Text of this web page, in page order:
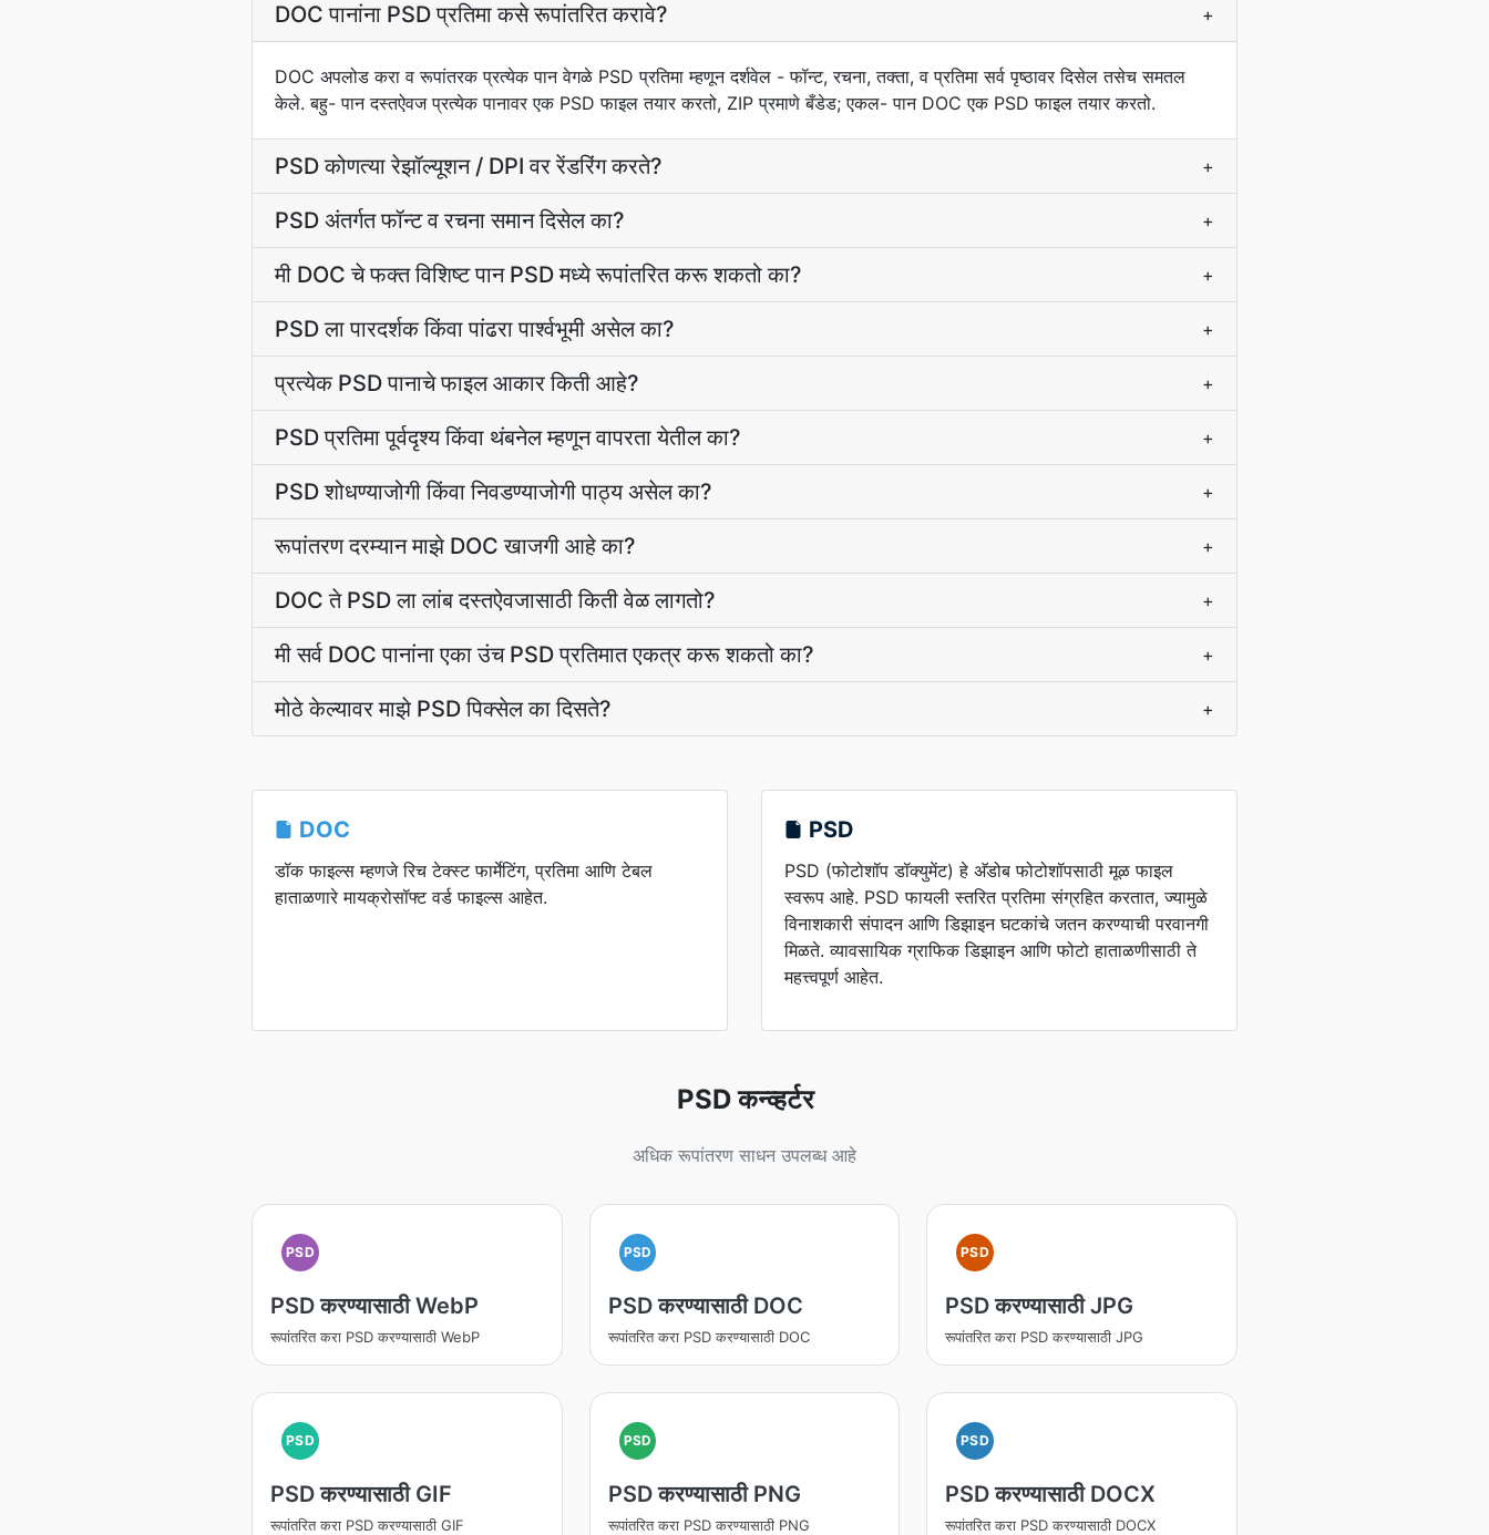
DOC पानांना PSD प्रतिमा कसे रूपांतरित करावे? +
DOC अपलोड करा व रूपांतरक प्रत्येक पान वेगळे PSD प्रतिमा म्हणून दर्शवेल - फॉन्ट, रचना, तक्ता, व प्रतिमा सर्व पृष्ठावर दिसेल तसेच समतल
केले. बहु- पान दस्तऐवज प्रत्येक पानावर एक PSD फाइल तयार करतो, ZIP प्रमाणे बँडेड; एकल- पान DOC एक PSD फाइल तयार करतो.
PSD कोणत्या रेझॉल्यूशन / DPI वर रेंडरिंग करते? +
PSD अंतर्गत फॉन्ट व रचना समान दिसेल का? +
मी DOC चे फक्त विशिष्ट पान PSD मध्ये रूपांतरित करू शकतो का? +
PSD ला पारदर्शक किंवा पांढरा पार्श्वभूमी असेल का? +
प्रत्येक PSD पानाचे फाइल आकार किती आहे? +
PSD प्रतिमा पूर्वदृश्य किंवा थंबनेल म्हणून वापरता येतील का? +
PSD शोधण्याजोगी किंवा निवडण्याजोगी पाठ्य असेल का? +
रूपांतरण दरम्यान माझे DOC खाजगी आहे का? +
DOC ते PSD ला लांब दस्तऐवजासाठी किती वेळ लागतो? +
मी सर्व DOC पानांना एका उंच PSD प्रतिमात एकत्र करू शकतो का? +
मोठे केल्यावर माझे PSD पिक्सेल का दिसते? +
DOC
डॉक फाइल्स म्हणजे रिच टेक्स्ट फार्मेटिंग, प्रतिमा आणि टेबल
हाताळणारे मायक्रोसॉफ्ट वर्ड फाइल्स आहेत.
PSD
PSD (फोटोशॉप डॉक्युमेंट) हे अ‍ॅडोब फोटोशॉपसाठी मूळ फाइल
स्वरूप आहे. PSD फायली स्तरित प्रतिमा संग्रहित करतात, ज्यामुळे
विनाशकारी संपादन आणि डिझाइन घटकांचे जतन करण्याची परवानगी
मिळते. व्यावसायिक ग्राफिक डिझाइन आणि फोटो हाताळणीसाठी ते
महत्त्वपूर्ण आहेत.
PSD कन्व्हर्टर
अधिक रूपांतरण साधन उपलब्ध आहे
PSD
PSD करण्यासाठी WebP
रूपांतरित करा PSD करण्यासाठी WebP
PSD
PSD करण्यासाठी DOC
रूपांतरित करा PSD करण्यासाठी DOC
PSD
PSD करण्यासाठी JPG
रूपांतरित करा PSD करण्यासाठी JPG
PSD
PSD करण्यासाठी GIF
रूपांतरित करा PSD करण्यासाठी GIF
PSD
PSD करण्यासाठी PNG
रूपांतरित करा PSD करण्यासाठी PNG
PSD
PSD करण्यासाठी DOCX
रूपांतरित करा PSD करण्यासाठी DOCX